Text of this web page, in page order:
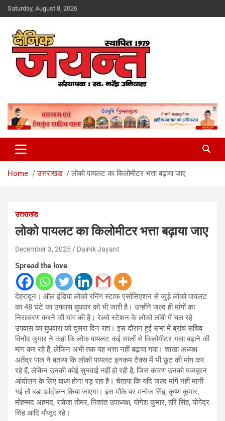
Skip
to
Saturday, August 8, 2026
Dainik Jayant
Home उत्तराखंड लोको पायलट का किलोमीटर भत्ता बढ़ाया जाए
उत्तराखंड
लोको पायलट का किलोमीटर भत्ता बढ़ाया जाए
December 3, 2025 Dainik Jayant
Spread the love
देहरादून। ऑल इंडिया लोको रनिंग स्टाफ एसोसिएशन से जुड़े लोको पायलट
का 48 घंटे का उपवास बुधवार को भी जारी है। उन्होंने जल्द ही मांगों का
निराकरण करने की मांग की है। रेलवे स्टेशन के लोको लॉबी में चल रहे
उपवास का बुधवारा को दूसरा दिन रहा। इस दौरान हुई सभा में ब्रांच सचिव
विनोद कुमार ने कहा कि लोक पायलट कई सालों से किलोमीटर भत्ता बढ़ाने की
मांग कर रहे हैं, लेकिन अभी तक यह भत्ता नहीं बढ़ाया गया। शाखा अध्यक्ष
अतेंद्र पाल ने बताया कि लोको पायलट इनकम टैक्स में भी छूट की मांग कर
रहे हैं, लेकिन उनकी कोई सुनवाई नहीं हो रही है, जिस कारण उनको मजबूरन
आंदोलन के लिए बाध्य होना पड़ रहा है। चेताया कि यदि जल्द मांगें नहीं मानी
गई तो बड़ा आंदोलन किया जाएगा। इस मौके पर मनोज सिंह, कृष्ण कुमार,
मोहम्मद अहमद, राकेश तोमर, निशांत उपाध्यक्ष, योगेश कुमार, हरि सिंह, योगेंद्र
सिंह आदि मौजूद रहे।